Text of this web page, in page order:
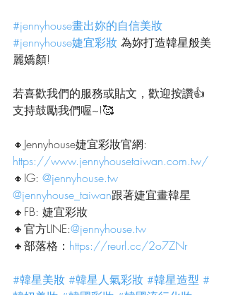
#jennyhouse畫出妳的自信美妝
#jennyhouse婕宜彩妝 為妳打造韓星般美
麗嬌顏!
若喜歡我們的服務或貼文，歡迎按讚👍
支持鼓勵我們喔~!🥰
🔸Jennyhouse婕宜彩妝官網:
https://www.jennyhousetaiwan.com.tw/
🔸IG: @jennyhouse.tw
@jennyhouse_taiwan跟著婕宜畫韓星
🔸FB: 婕宜彩妝
🔸官方LINE:@jennyhouse.tw
🔸部落格： https://reurl.cc/2o7ZNr
#韓星美妝 #韓星人氣彩妝 #韓星造型 #